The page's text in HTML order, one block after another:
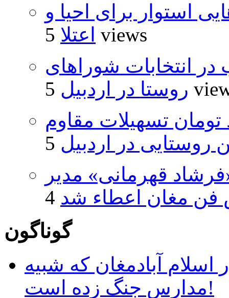
استوار برای احیا و
اعتلا 5 views
۵۰۰۰ داوطلب در انتخابات شوراهای
روستا در اردبیل 5
و ۴۸۰ میلیارد تومان تسهیلات مقاوم
در اردبیل
قهرمانی» مدیر
مغان اعطاء شد
گوناگون
آبادمغان که شبیه
مدارس جنگ زده است!